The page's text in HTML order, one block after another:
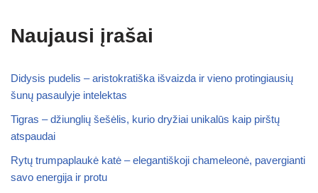
Naujausi įrašai
Didysis pudelis – aristokratiška išvaizda ir vieno protingiausių
šunų pasaulyje intelektas
Tigras – džiunglių šešėlis, kurio dryžiai unikalūs kaip pirštų
atspaudai
Rytų trumpaplaukė katė – elegantiškoji chameleonė, pavergianti
savo energija ir protu